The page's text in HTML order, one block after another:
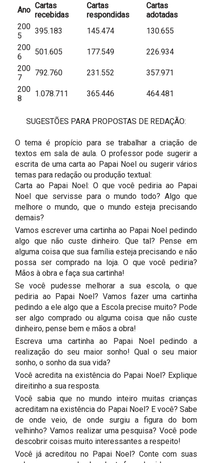
Ano Cartas
recebidas
Cartas
respondidas
Cartas
adotadas
200
5
395.183 145.474
130.655
200
6
501.605 177.549
226.934
200
7
792.760 231.552
357.971
200
8
1.078.711 365.446 464.481
SUGESTÕES PARA PROPOSTAS DE REDAÇÃO:
O tema é propício para se trabalhar a criação de
textos em sala de aula. O professor pode sugerir a
escrita de uma carta ao Papai Noel ou sugerir vários
temas para redação ou produção textual:
Carta ao Papai Noel: O que você pediria ao Papai
Noel que servisse para o mundo todo? Algo que
melhore o mundo, que o mundo esteja precisando
demais?
Vamos escrever uma cartinha ao Papai Noel pedindo
algo que não custe dinheiro. Que tal? Pense em
alguma coisa que sua família esteja precisando e não
possa ser comprado na loja. O que você pediria?
Mãos à obra e faça sua cartinha!
Se você pudesse melhorar a sua escola, o que
pediria ao Papai Noel? Vamos fazer uma cartinha
pedindo a ele algo que a Escola precise muito? Pode
ser algo comprado ou alguma coisa que não custe
dinheiro, pense bem e mãos a obra!
Escreva uma cartinha ao Papai Noel pedindo a
realização do seu maior sonho! Qual o seu maior
sonho, o sonho da sua vida?
Você acredita na existência do Papai Noel? Explique
direitinho a sua resposta.
Você sabia que no mundo inteiro muitas crianças
acreditam na existência do Papai Noel? E você? Sabe
de onde veio, de onde surgiu a figura do bom
velhinho? Vamos realizar uma pesquisa? Você pode
descobrir coisas muito interessantes a respeito!
Você já acreditou no Papai Noel? Conte com suas